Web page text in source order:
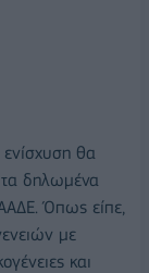
θα
τα δηλωμένα
Όπως είπε,
με
και